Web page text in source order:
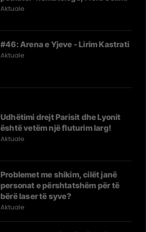
Aktuale
#46: Arena e Yjeve - Lirim Kastrati
Aktuale
Udhëtimi drejt Parisit dhe Lyonit
është vetëm një fluturim larg!
Aktuale
Problemet me shikim, cilët janë
personat e përshtatshëm për të
bërë laser të syve?
Aktuale